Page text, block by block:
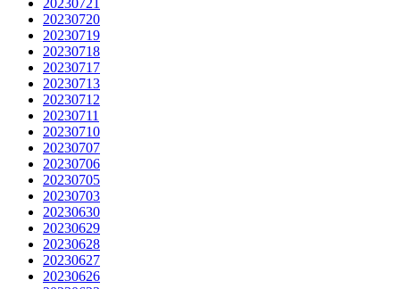
20230720
20230719
20230718
20230717
20230713
20230712
20230711
20230710
20230707
20230706
20230705
20230703
20230630
20230629
20230628
20230627
20230626